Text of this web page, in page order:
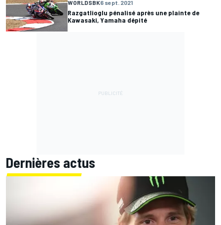
WORLDSBK6 sept. 2021
Razgatlioglu pénalisé après une plainte de
Kawasaki, Yamaha dépité
Dernières actus